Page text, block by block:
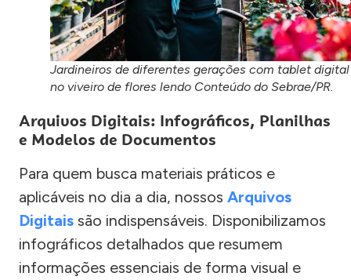
Jardineiros de diferentes gerações com tablet digital
no viveiro de flores lendo Conteúdo do Sebrae/PR.
Arquivos Digitais: Infográficos, Planilhas
e Modelos de Documentos
Para quem busca materiais práticos e
aplicáveis no dia a dia, nossos Arquivos
Digitais são indispensáveis. Disponibilizamos
infográficos detalhados que resumem
informações essenciais de forma visual e